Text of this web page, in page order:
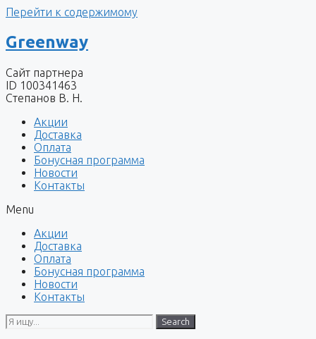
Перейти к содержимому
Greenway
Сайт партнера
ID 100341463
Степанов В. Н.
Акции
Доставка
Оплата
Бонусная программа
Новости
Контакты
Menu
Акции
Доставка
Оплата
Бонусная программа
Новости
Контакты
Search